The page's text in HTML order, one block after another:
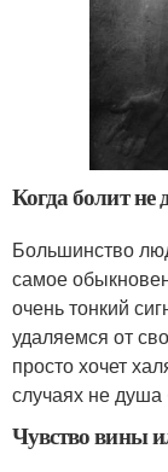
Когда болит
Большинство
самое
очень тонкий
удаляемся от
просто хочет
случаях не душа
Чувство вины